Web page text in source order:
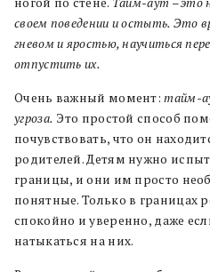
своем поведении и остыть. Это
гневом и яростью, научиться
отпустить их.
Очень важный момент:тайм-
угроза. Это простой способ
почувствовать, что он
родителей. Детям нужно
границы, и они им просто
понятные. Только в границах
спокойно и уверенно, даже
натыкаться на них.